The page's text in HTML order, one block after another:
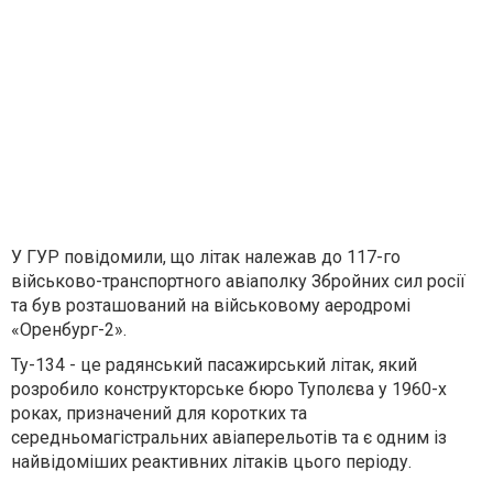
У ГУР повідомили, що літак належав до 117-го
військово-транспортного авіаполку Збройних сил росії
та був розташований на військовому аеродромі
«Оренбург-2».
Ту-134 - це радянський пасажирський літак, який
розробило конструкторське бюро Туполєва у 1960-х
роках, призначений для коротких та
середньомагістральних авіаперельотів та є одним із
найвідоміших реактивних літаків цього періоду.